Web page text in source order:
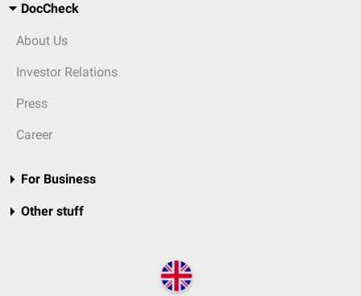
DocCheck
About Us
Investor Relations
Press
Career
For Business
Other stuff